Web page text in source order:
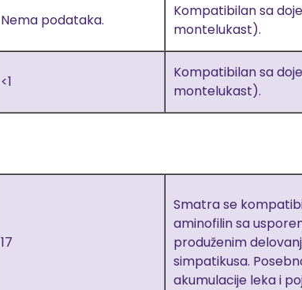
Nema podataka.
Kompatibilan sa
montelukast).
<1
Kompatibilan sa
montelukast).
17
Smatra se
aminofilin sa
produženim
simpatikusa.
akumulacije leka i